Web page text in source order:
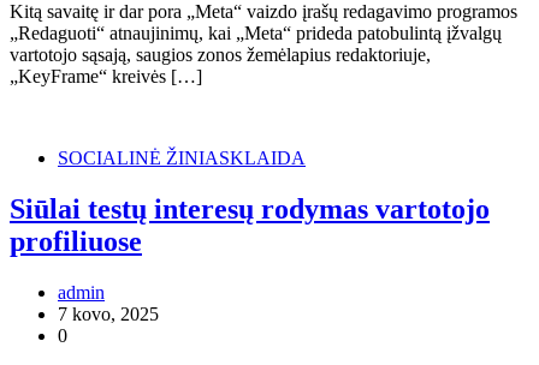
Kitą savaitę ir dar pora „Meta“ vaizdo įrašų redagavimo programos
„Redaguoti“ atnaujinimų, kai „Meta“ prideda patobulintą įžvalgų
vartotojo sąsają, saugios zonos žemėlapius redaktoriuje,
„KeyFrame“ kreivės […]
SOCIALINĖ ŽINIASKLAIDA
Siūlai testų interesų rodymas vartotojo
profiliuose
admin
7 kovo, 2025
0